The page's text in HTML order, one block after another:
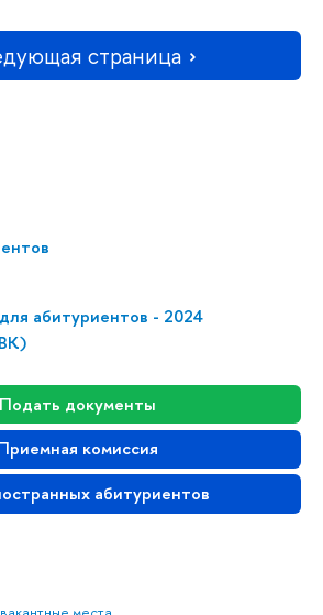
абитуриентов - 2024
Подать документы
комиссия
абитуриентов
страница